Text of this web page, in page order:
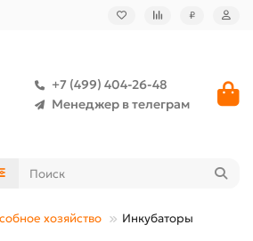
₽
+7 (499) 404-26-48
Менеджер в телеграм
хозяйство Инкубаторы